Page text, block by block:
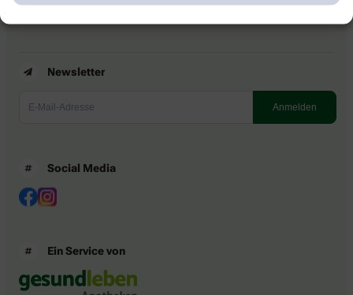
Barrierefreiheitserklärung
Newsletter
Social Media
Ein Service von